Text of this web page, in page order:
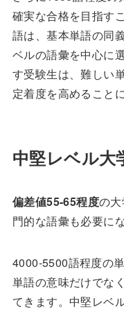
確実な合格を目指す
語は、基本単語の同
ベルの語彙を中心に
す受験生は、難しい
定着度を高めること
中堅レベル大
偏差値55-65程度の
門的な語彙も必要に
4000-5500語程度の
単語の意味だけでな
てきます。中堅レベ